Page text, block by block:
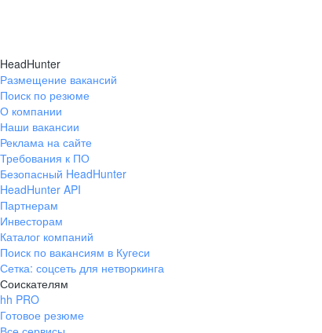
HeadHunter
Размещение вакансий
Поиск по резюме
О компании
Наши вакансии
Реклама на сайте
Требования к ПО
Безопасный HeadHunter
HeadHunter API
Партнерам
Инвесторам
Каталог компаний
Поиск по вакансиям в Кугеси
Сетка: соцсеть для нетворкинга
Соискателям
hh PRO
Готовое резюме